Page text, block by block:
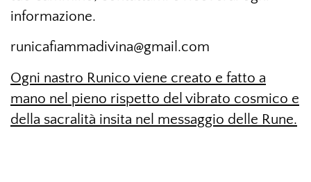
informazione.
runicafiammadivina@gmail.com
Ogni nastro Runico viene creato e fatto a
mano nel pieno rispetto del vibrato cosmico e
della sacralità insita nel messaggio delle Rune.